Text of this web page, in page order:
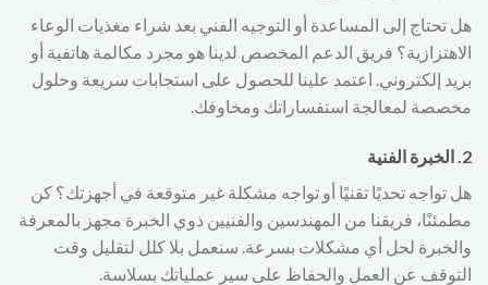
هل تحتاج إلى المساعدة أو التوجيه الفني بعد شراء مغذيات الوعاء
الاهتزازية؟ فريق الدعم المخصص لدينا هو مجرد مكالمة هاتفية أو
بريد إلكتروني. اعتمد علينا للحصول على استجابات سريعة وحلول
مخصصة لمعالجة استفساراتك ومخاوفك.
2. الخبرة الفنية
هل تواجه تحديًا تقنيًا أو تواجه مشكلة غير متوقعة في أجهزتك؟ كن
مطمئنًا، فريقنا من المهندسين والفنيين ذوي الخبرة مجهز بالمعرفة
والخبرة لحل أي مشكلات بسرعة. سنعمل بلا كلل لتقليل وقت
التوقف عن العمل والحفاظ على سير عملياتك بسلاسة.